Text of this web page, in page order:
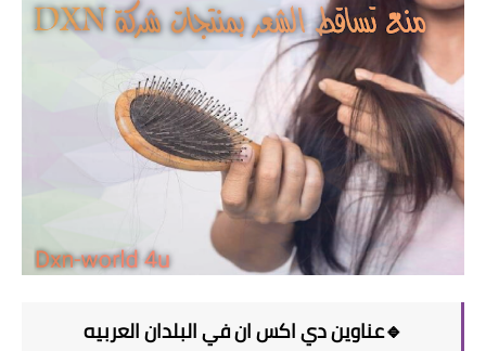
🔹عناوين دي اكس ان في البلدان العربيه